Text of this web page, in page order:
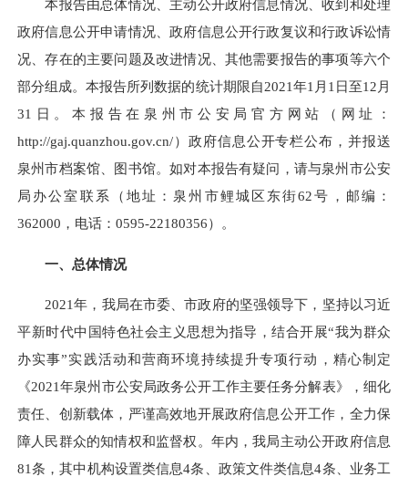
本报告由总体情况、主动公开政府信息情况、收到和处理
政府信息公开申请情况、政府信息公开行政复议和行政诉讼情
况、存在的主要问题及改进情况、其他需要报告的事项等六个
部分组成。本报告所列数据的统计期限自2021年1月1日至12月
31日。本报告在泉州市公安局官方网站（网址：
http://gaj.quanzhou.gov.cn/）政府信息公开专栏公布，并报送
泉州市档案馆、图书馆。如对本报告有疑问，请与泉州市公安
局办公室联系（地址：泉州市鲤城区东街62号，邮编：
362000，电话：0595-22180356）。
一、总体情况
2021年，我局在市委、市政府的坚强领导下，坚持以习近
平新时代中国特色社会主义思想为指导，结合开展“我为群众
办实事”实践活动和营商环境持续提升专项行动，精心制定
《2021年泉州市公安局政务公开工作主要任务分解表》，细化
责任、创新载体，严谨高效地开展政府信息公开工作，全力保
障人民群众的知情权和监督权。年内，我局主动公开政府信息
81条，其中机构设置类信息4条、政策文件类信息4条、业务工